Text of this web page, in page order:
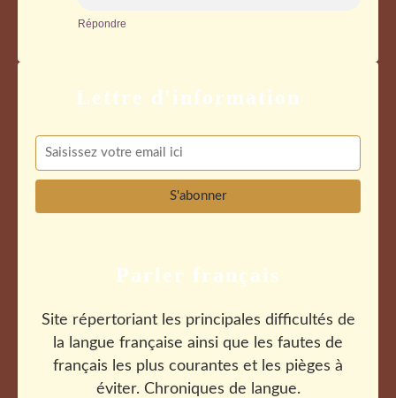
Répondre
Parler français
Site répertoriant les principales difficultés de
la langue française ainsi que les fautes de
français les plus courantes et les pièges à
éviter. Chroniques de langue.